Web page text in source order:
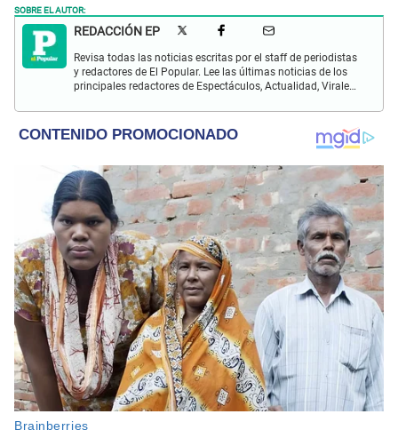
SOBRE EL AUTOR:
REDACCIÓN EP
Revisa todas las noticias escritas por el staff de periodistas
y redactores de El Popular. Lee las últimas noticias de los
principales redactores de Espectáculos, Actualidad, Virales,